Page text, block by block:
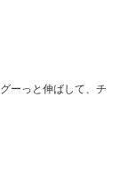
ーっと伸ばして、チ